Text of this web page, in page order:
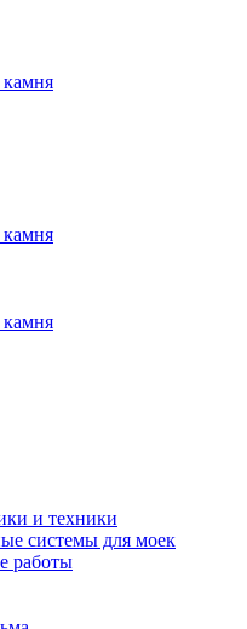
камня
камня
камня
и техники
системы для моек
работы